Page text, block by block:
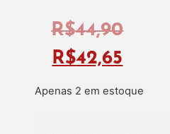
R$44,90
R$42,65
Apenas 2 em estoque